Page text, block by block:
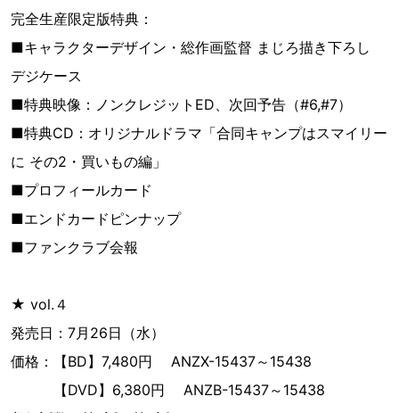
完全生産限定版特典：
■キャラクターデザイン・総作画監督 まじろ描き下ろし
デジケース
■特典映像：ノンクレジットED、次回予告（#6,#7）
■特典CD：オリジナルドラマ「合同キャンプはスマイリー
に その2・買いもの編」
■プロフィールカード
■エンドカードピンナップ
■ファンクラブ会報
★ vol.４
発売日：7月26日（水）
価格：【BD】7,480円 ANZX-15437～15438
【DVD】6,380円 ANZB-15437～15438